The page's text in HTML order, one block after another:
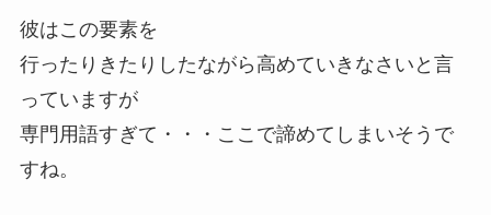
彼はこの要素を
行ったりきたりしたながら高めていきなさいと言
っていますが
専門用語すぎて・・・ここで諦めてしまいそうで
すね。